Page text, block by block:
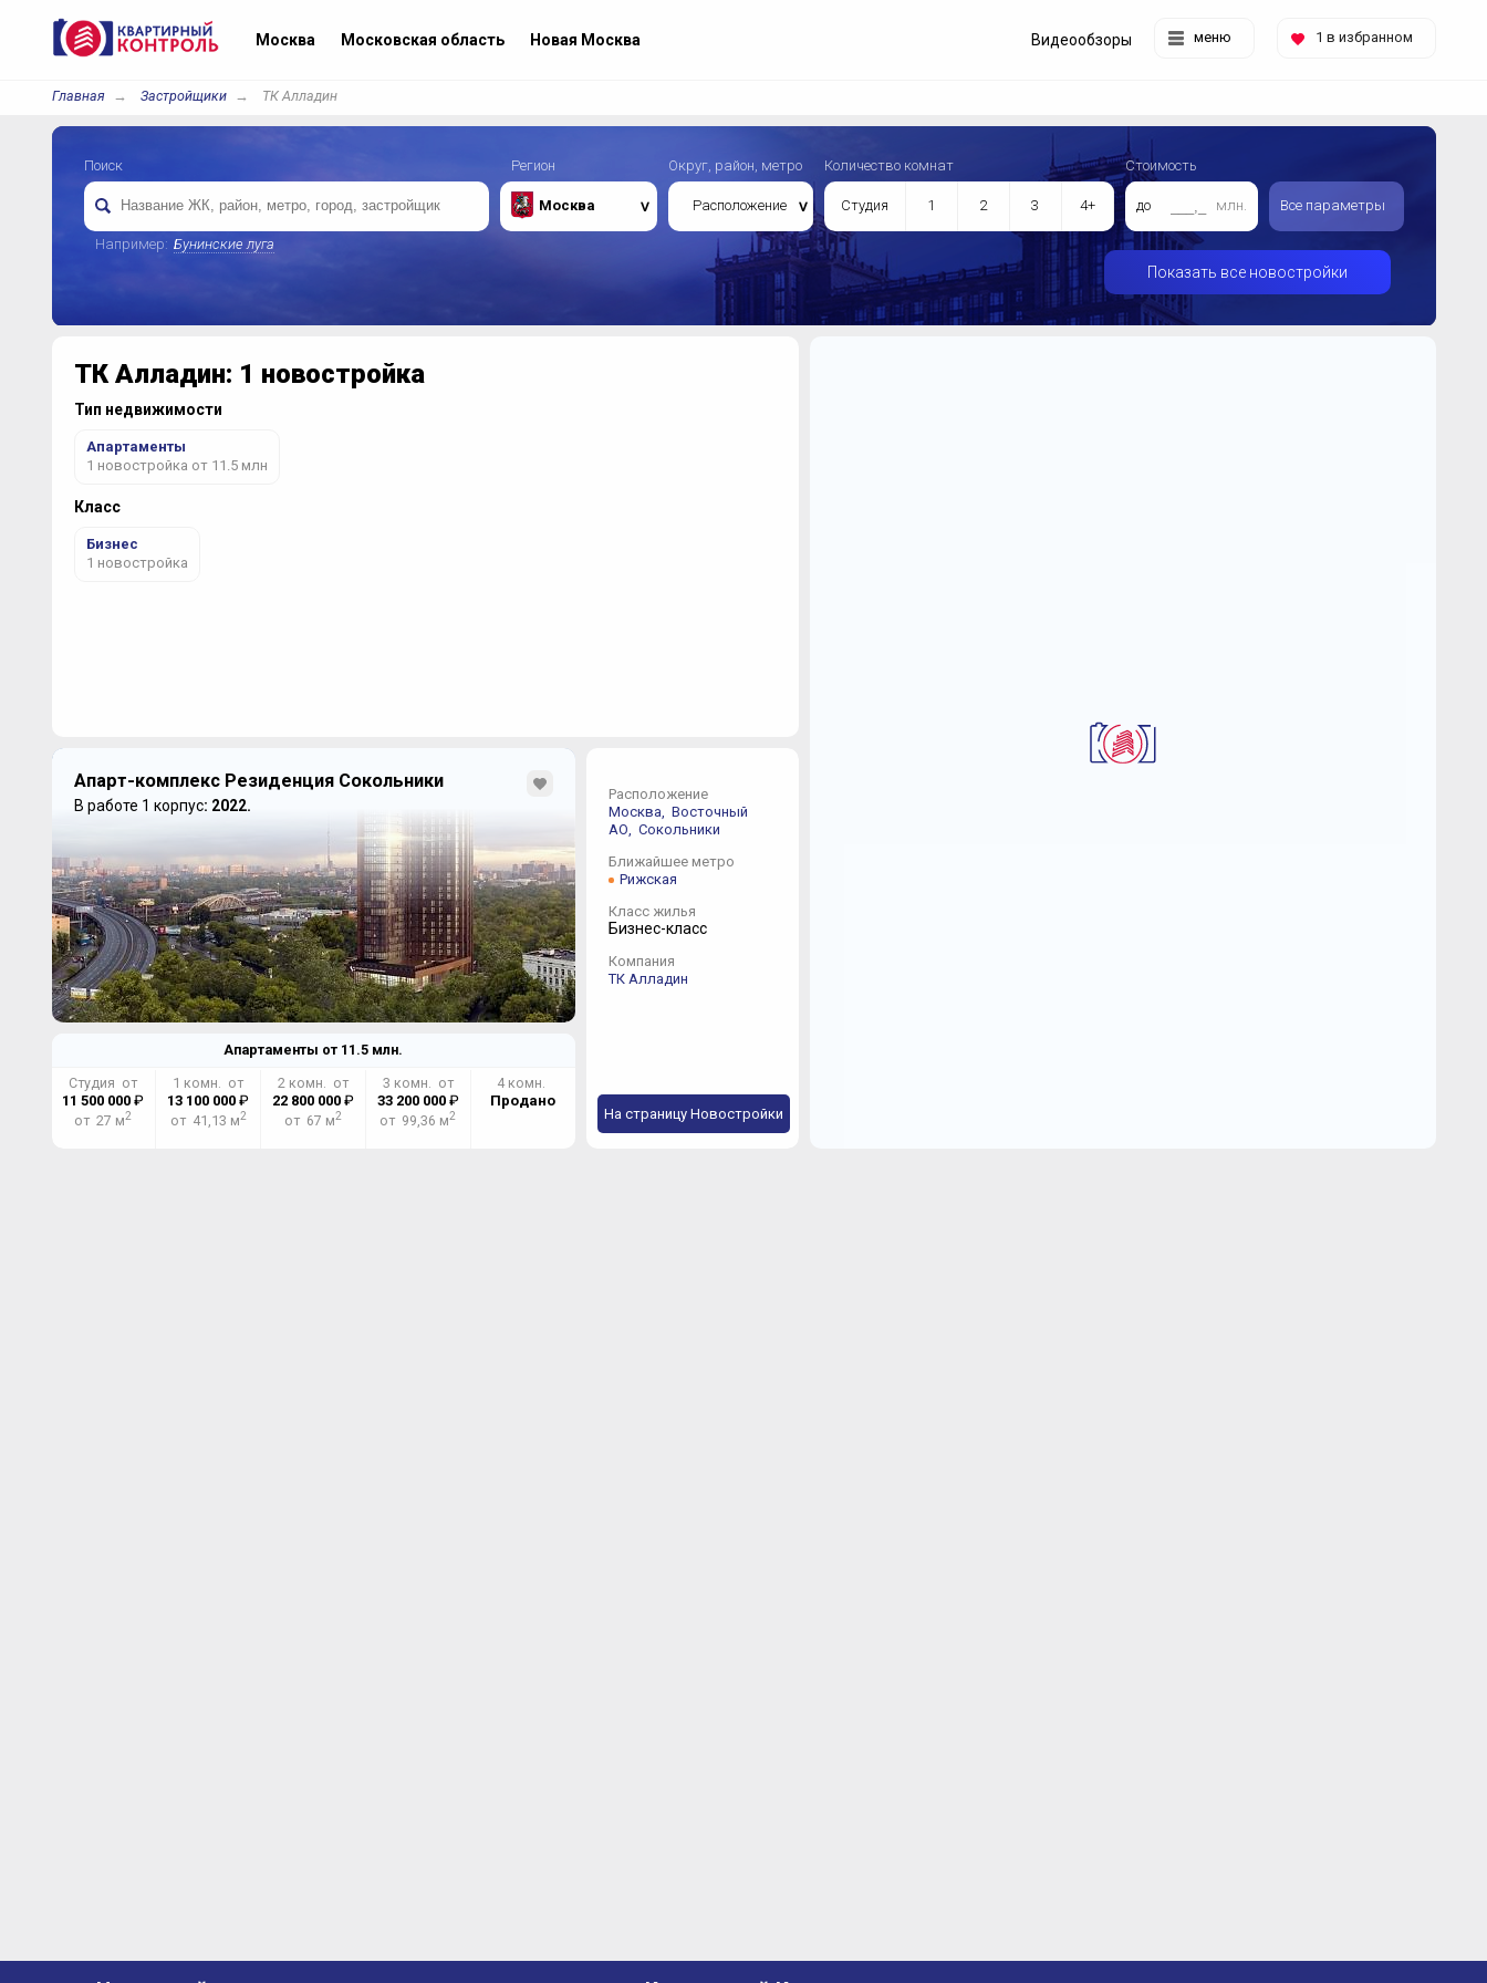
Москва Московская область Новая Москва меню 1 в избранном
Видеообзоры
Главная Застройщики ТК Алладин
Поиск
Например: Бунинские луга
Регион
Москва
Округ, район, метро
Расположение
Количество комнат
Студия 1 2 3 4+
Стоимость
до млн. Все параметры
Показать все новостройки
ТК Алладин: 1 новостройка
Тип недвижимости
Апартаменты
1 новостройка от 11.5 млн
Класс
Бизнес
1 новостройка
Апарт-комплекс Резиденция Сокольники
В работе 1 корпус: 2022.
Апартаменты от 11.5 млн.
Студия от
11 500 000 ₽
от 27 м2
1 комн. от
13 100 000 ₽
от 41,13 м2
2 комн. от
22 800 000₽
от 67 м2
3 комн. от
33 200 000₽
от 99,36 м2
4 комн.
Продано
Расположение
Москва, Восточный
АО, Сокольники
Ближайшее метро
Рижская
Класс жилья
Бизнес-класс
Компания
ТК Алладин
На страницу Новостройки